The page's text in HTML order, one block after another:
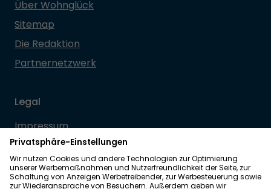
Über Wohnglück
Sitemap
Die Redaktion
Partnernetzwerk
Legal
Impressum
Datenschutz
Allgemeine Geschäftsbedingungen
Barrierefreiheit